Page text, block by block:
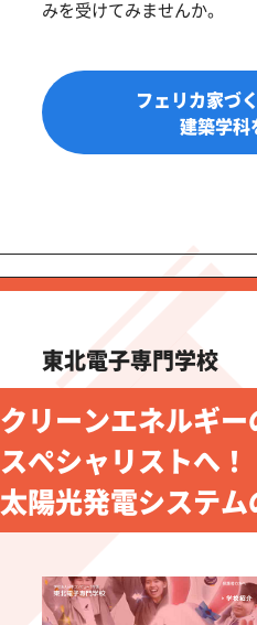
みを受けてみませんか。
フェリカ家づ
建築学科
東北電子専門学校
クリーンエネルギー
スペシャリストへ！
太陽光発電システ